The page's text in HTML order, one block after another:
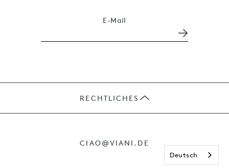
E-Mail
RECHTLICHES
CIAO@VIANI.DE
Deutsch